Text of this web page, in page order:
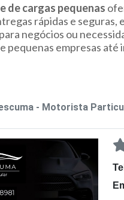
de cargas pequenas
rápidas e
negócios ou
pequenas empresas
- Motorista